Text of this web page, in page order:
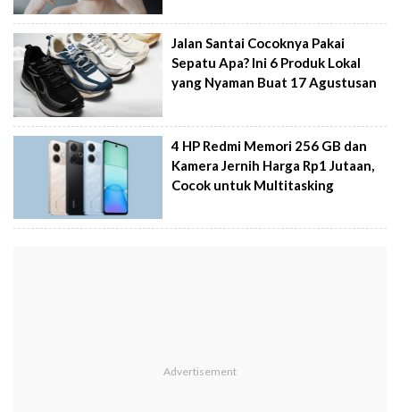
Jalan Santai Cocoknya Pakai
Sepatu Apa? Ini 6 Produk Lokal
yang Nyaman Buat 17 Agustusan
4 HP Redmi Memori 256 GB dan
Kamera Jernih Harga Rp1 Jutaan,
Cocok untuk Multitasking